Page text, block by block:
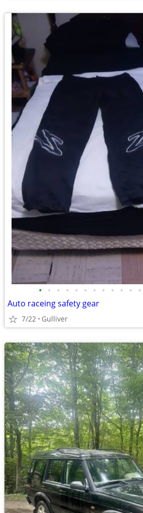
• • • • • • • • • • • •
Auto raceing safety gear
7/22 Gulliver